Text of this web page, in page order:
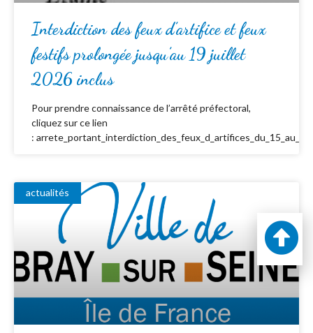
Interdiction des feux d’artifice et feux
festifs prolongée jusqu’au 19 juillet
2026 inclus
Pour prendre connaissance de l’arrêté préfectoral,
cliquez sur ce lien
:
actualités